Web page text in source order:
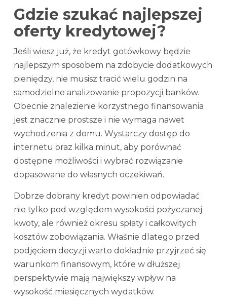
Gdzie szukać najlepszej
oferty kredytowej?
Jeśli wiesz już, że kredyt gotówkowy będzie
najlepszym sposobem na zdobycie dodatkowych
pieniędzy, nie musisz tracić wielu godzin na
samodzielne analizowanie propozycji banków.
Obecnie znalezienie korzystnego finansowania
jest znacznie prostsze i nie wymaga nawet
wychodzenia z domu. Wystarczy dostęp do
internetu oraz kilka minut, aby porównać
dostępne możliwości i wybrać rozwiązanie
dopasowane do własnych oczekiwań.
Dobrze dobrany kredyt powinien odpowiadać
nie tylko pod względem wysokości pożyczanej
kwoty, ale również okresu spłaty i całkowitych
kosztów zobowiązania. Właśnie dlatego przed
podjęciem decyzji warto dokładnie przyjrzeć się
warunkom finansowym, które w dłuższej
perspektywie mają największy wpływ na
wysokość miesięcznych wydatków.